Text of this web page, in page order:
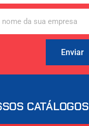
Enviar
CATÁLOGOS